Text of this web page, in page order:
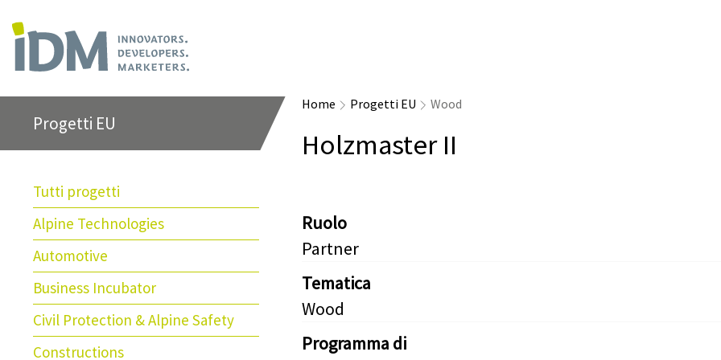
Progetti EU
Tutti progetti
Alpine Technologies
Automotive
Business Incubator
Civil Protection & Alpine Safety
Constructions
Home Progetti EU Wood
Holzmaster II
Ruolo
Partner
Tematica
Wood
Programma di